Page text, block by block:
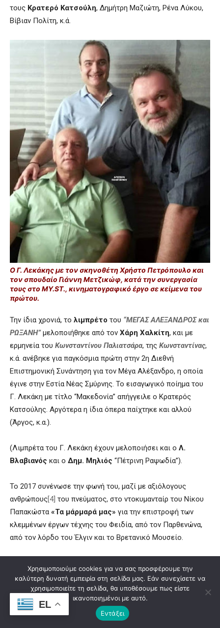
τους Κρατερό Κατσούλη, Δημήτρη Μαζιώτη, Ρένα Λύκου,
Βίβιαν Πολίτη, κ.ά.
Ο Γ. Λεκάκης με τον σκηνοθέτη Χρήστο Πετρόπουλο και
τον σπουδαίο Γιάννη Μετζικώφ, κατά την συνεργασία
τους στο MY.ST., κινηματογραφικό έργο σε κείμενα του
πρώτου.
Την ίδια χρονιά, το λιμπρέτο του “ΜΕΓΑΣ ΑΛΕΞΑΝΔΡΟΣ και
ΡΩΞΑΝΗ”μελοποιήθηκε από τον Χάρη Χαλκίτη, και με
ερμηνεία του Κωνσταντίνου Παλιατσάρα, της Κωνσταντίνας,
κ.ά. ανέβηκε για παγκόσμια πρώτη στην 2η Διεθνή
Επιστημονική Συνάντηση για τον Μέγα Αλέξανδρο, η οποία
έγινε στην Εστία Νέας Σμύρνης. Το εισαγωγικό ποίημα του
Γ. Λεκάκη με τίτλο “Μακεδονία” απήγγειλε ο Κρατερός
Κατσούλης. Αργότερα η ίδια όπερα παίχτηκε και αλλού
(Άργος, κ.α.).
(Λιμπρέτα του Γ. Λεκάκη έχουν μελοποιήσει και ο Λ.
Βλαβιανός και ο Δημ. Μηλιός “Πέτρινη Ραψωδία”).
To 2017 συνένωσε την φωνή του, μαζί με αξιόλογους
ανθρώπους[4] του πνεύματος, στο ντοκυμανταίρ του Νίκου
Παπακώστα «Τα μάρμαρά μας» για την επιστροφή των
κλεμμένων έργων τέχνης του Φειδία, από τον Παρθενώνα,
από τον λόρδο του Έλγιν και το Βρετανικό Μουσείο.
του Κωνσταντίνου Αμπατζή, που έζησε ο ίδιος την φρίκη
των αμελέ ταμπουρού (ταγμάτων εργασίας) των Τούρκων, με
τίτλο«Ένας Βουρλιώτης στα αμελέ ταμπουρού»
Τσουκάτου-Ένωσης Βουρλιωτών Μ. Ασίας). –
EL
Χρησιμοποιούμε cookies για να σας προσφέρουμε την
καλύτερη δυνατή εμπειρία στη σελίδα μας. Εάν συνεχίσετε να
χρησιμοποιείτε τη σελίδα, θα υποθέσουμε πως είστε
ικανοποιημένοι με αυτό.
Εντάξει